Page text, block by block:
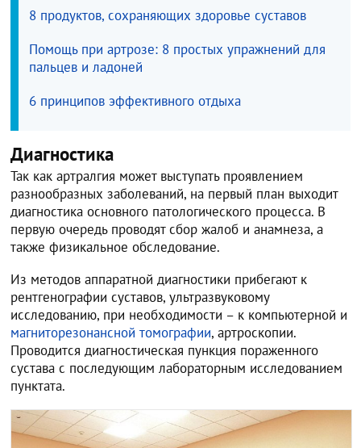
8 продуктов, сохраняющих здоровье суставов
Помощь при артрозе: 8 простых упражнений для
пальцев и ладоней
6 принципов эффективного отдыха
Диагностика
Так как артралгия может выступать проявлением
разнообразных заболеваний, на первый план выходит
диагностика основного патологического процесса. В
первую очередь проводят сбор жалоб и анамнеза, а
также физикальное обследование.
Из методов аппаратной диагностики прибегают к
рентгенографии суставов, ультразвуковому
исследованию, при необходимости – к компьютерной и
магниторезонансной томографии, артроскопии.
Проводится диагностическая пункция пораженного
сустава с последующим лабораторным исследованием
пунктата.